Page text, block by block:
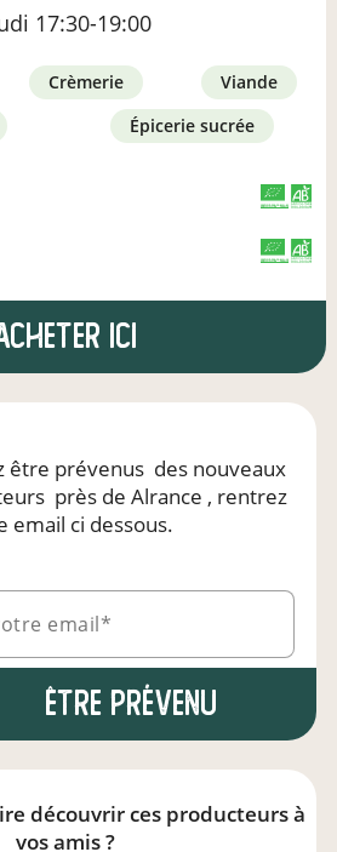
17:30-19:00
crèmerie
viande
épicerie sucrée
CERTIFIÉ PAR FR-BIO-01
AGRICULTURE FRANCE
CERTIFIÉ PAR FR-BIO-12
AGRICULTURE FRANCE
ici
être prévenus des nouveaux
près de Alrance , rentrez
email ci dessous.
email*
Être prévenu
découvrir ces producteurs à
vos amis ?